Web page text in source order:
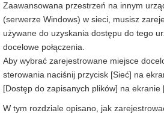
Zaawansowana przestrzeń na innym
(serwerze Windows) w sieci, musisz
używane do uzyskania dostępu do tego
docelowe połączenia.
Aby wybrać zarejestrowane miejsce
sterowania naciśnij przycisk [Sieć] na
[Dostęp do zapisanych plików] na ekranie
W tym rozdziale opisano, jak